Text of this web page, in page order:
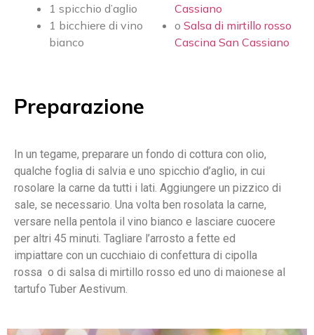
1 spicchio d’aglio
1 bicchiere di vino
bianco
Cassiano
o Salsa di mirtillo rosso
Cascina San Cassiano
Preparazione
In un tegame, preparare un fondo di cottura con olio,
qualche foglia di salvia e uno spicchio d’aglio, in cui
rosolare la carne da tutti i lati. Aggiungere un pizzico di
sale, se necessario. Una volta ben rosolata la carne,
versare nella pentola il vino bianco e lasciare cuocere
per altri 45 minuti. Tagliare l’arrosto a fette ed
impiattare con un cucchiaio di confettura di cipolla
rossa o di salsa di mirtillo rosso ed uno di maionese al
tartufo Tuber Aestivum.